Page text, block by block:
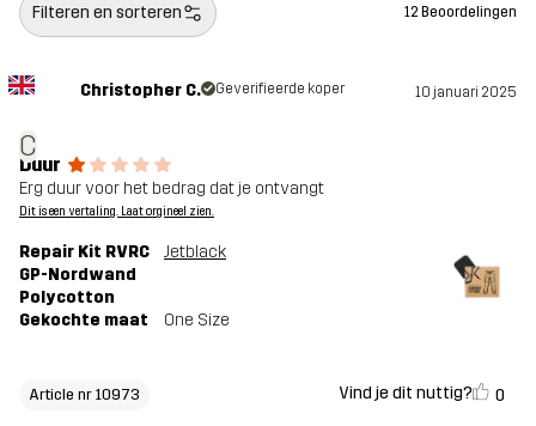
Filteren en sorteren 12 Beoordelingen
C
Christopher C. Geverifieerde koper 10 januari 2025
Duur
Erg duur voor het bedrag dat je ontvangt
Dit is een vertaling. Laat orgineel zien.
Repair Kit RVRC
GP-Nordwand
Polycotton
Jetblack
Gekochte maat One Size
Article nr 10973 Vind je dit nuttig? 0